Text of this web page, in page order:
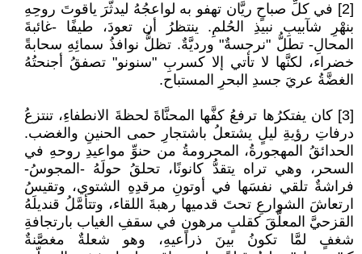
[2] في كلِّ صباحٍ ريَّان تهفو به لواعجُهُ ليدثّرَ ياقوتَ روحِهِ
بنهْرِ شآبيبِ نبيذِ الحُلمِ. ينتظرُ أن تعودَ، طيفًا -غائبةَ
المحالِ- تطلُّ "نرجسةٌ" ورديَّةٌ. تظلُّ نوافذُ سمائِهِ سحابةً
خضراء، لكنَّها لا تأتي إلا كسربِ "سنونو" تصفقُ أجنحتُهُ
الغضَّةُ عريَ جسدِ البحرِ المستباح.
[3] كان يفتكرُها ترفعُ كفَّها المحنَّاةَ لحظةَ الانطفاءِ، تنتزعُ
درفاتِ رؤيةِ ليلٍ يشتعلُ باشتجارِ حمى الحنينِ والغضب.
الحدائقُ المهجورةُ، المحرومةُ من حنوِّ مواعيدِ روحهِ في
السحر، وهي تراه يتقدُّ كانونًا، تحلقُ حولَهُ -المجوسُ-
فراشةٌ تلقي نفسَها في أوتونِ مرقدِهِ الشتوي، وتقيسُ
ارتعاشَ الشوارعِ تحتَ قدميها رهبةَ اللقاء، وتتأمَّلُ قنديلَهُ
القزحيَّ المعلَّقَ كقلبٍ مرهونٍ في سقفِ الغياب بارتجافةِ
شغفٍ لمَّا تكونُ بينَ ذراعيهِ، وهو شعلةٌ مغصَّنةٌ